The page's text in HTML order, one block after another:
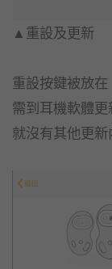
▲重設及更新
重設按鍵被放
需到耳機軟體
就沒有其他更新